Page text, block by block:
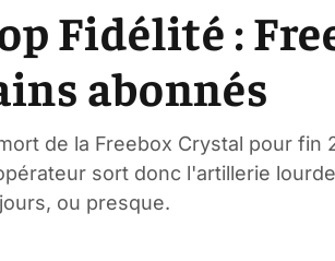
Fidélité :
abonnés
de la Freebox Crystal pour
sort donc l'artillerie
ou presque.